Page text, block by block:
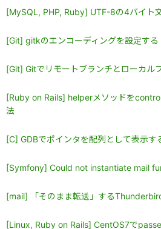
[MySQL, PHP, Ruby] UTF-8の4バイト
[Git] gitkのエンコーディングを設定する
[Git] Gitでリモートブランチとローカル
[Ruby on Rails] helperメソッドを
法
[C] GDBでポインタを配列として表示す
[Symfony] Could not instantiate mail
[mail] 「そのまま転送」する
[Linux, Ruby on Rails] CentOS7で